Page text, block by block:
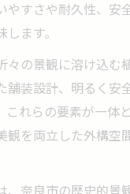
やすさや耐久性、安
ます。
の景観に溶け込む
舗装設計、明るく安
れらの要素が一体
観を両立した外構空
、奈良市の歴史的景